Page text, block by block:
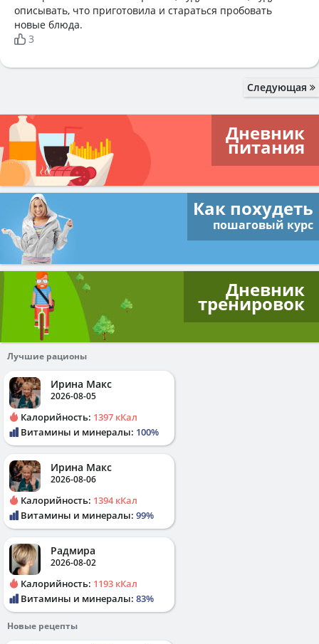
описывать, что приготовила и стараться пробовать
новые блюда.
3
Следующая
Дневник
питания
Как похудеть
пошаговый курс
Дневник
тренировок
Лучшие рационы
Ирина Макс
2026-08-05
Калорийность: 1397 кКал
Витамины и минералы: 100%
Ирина Макс
2026-08-06
Калорийность: 1394 кКал
Витамины и минералы: 99%
Радмира
2026-08-02
Калорийность: 1193 кКал
Витамины и минералы: 83%
Новые рецепты